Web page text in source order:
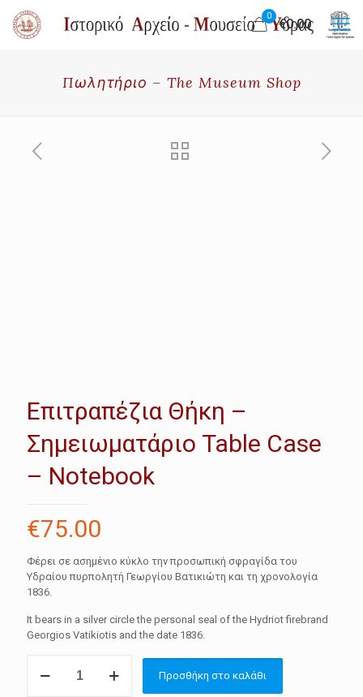
0
€0.00
Πωλητήριο – The Museum Shop
Επιτραπέζια Θήκη –
Σημειωματάριο Table Case
– Notebook
€75.00
Φέρει σε ασημένιο κύκλο την προσωπική σφραγίδα του
Υδραίου πυρπολητή Γεωργίου Βατικιώτη και τη χρονολογία
1836.
It bears in a silver circle the personal seal of the Hydriot firebrand
Georgios Vatikiotis and the date 1836.
Θήκη
Προσθήκη στο καλάθι